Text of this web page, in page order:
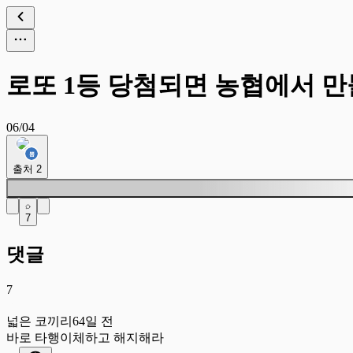
로또 1등 당첨되면 농협에서
06/04
출처 2
7
댓글
7
넓은 코끼리 64일 전
바로 타행이체하고 해지해라